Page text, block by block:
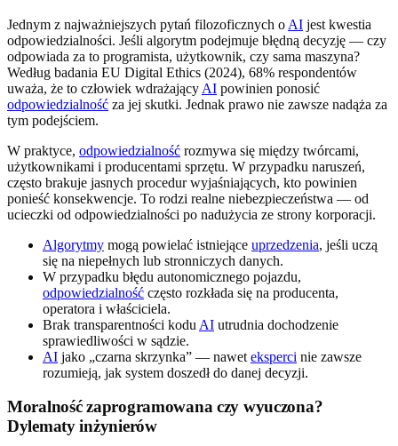
Jednym z najważniejszych pytań filozoficznych o AI jest kwestia
odpowiedzialności. Jeśli algorytm podejmuje błędną decyzję — czy
odpowiada za to programista, użytkownik, czy sama maszyna?
Według badania EU Digital Ethics (2024), 68% respondentów
uważa, że to człowiek wdrażający AI powinien ponosić
odpowiedzialność za jej skutki. Jednak prawo nie zawsze nadąża za
tym podejściem.
W praktyce, odpowiedzialność rozmywa się między twórcami,
użytkownikami i producentami sprzętu. W przypadku naruszeń,
często brakuje jasnych procedur wyjaśniających, kto powinien
ponieść konsekwencje. To rodzi realne niebezpieczeństwa — od
ucieczki od odpowiedzialności po nadużycia ze strony korporacji.
Algorytmy mogą powielać istniejące uprzedzenia, jeśli uczą
się na niepełnych lub stronniczych danych.
W przypadku błędu autonomicznego pojazdu,
odpowiedzialność często rozkłada się na producenta,
operatora i właściciela.
Brak transparentności kodu AI utrudnia dochodzenie
sprawiedliwości w sądzie.
AI jako „czarna skrzynka” — nawet eksperci nie zawsze
rozumieją, jak system doszedł do danej decyzji.
Moralność zaprogramowana czy wyuczona?
Dylematy inżynierów